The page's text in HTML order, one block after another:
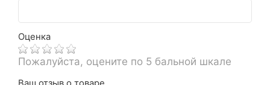
Оценка
Пожалуйста, оцените по 5 бальной шкале